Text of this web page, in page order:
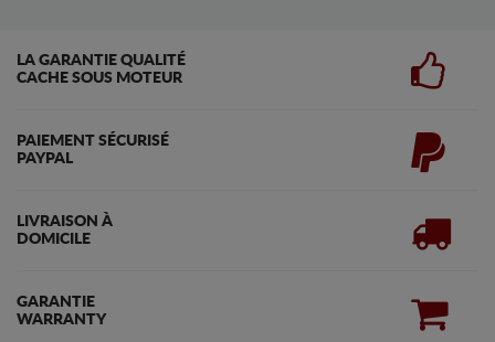
LA GARANTIE QUALITÉ
CACHE SOUS MOTEUR
PAIEMENT SÉCURISÉ
PAYPAL
LIVRAISON À
DOMICILE
GARANTIE
WARRANTY